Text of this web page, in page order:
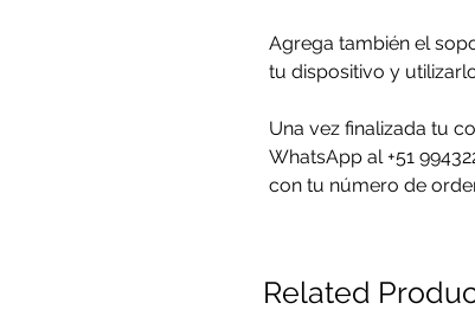
Agrega también el
tu dispositivo y
Una vez finalizada tu
WhatsApp al +51
con tu número de
Related